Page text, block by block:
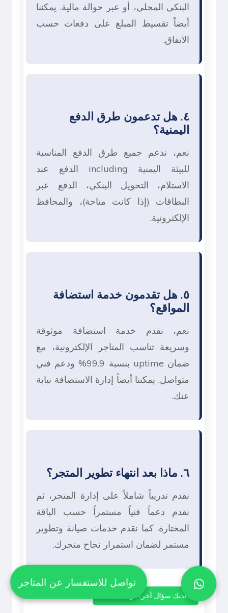
البنكي المحلي، أو عبر حوالة مالية. يمكننا
أيضاً تقسيط المبلغ على دفعات حسب
الاتفاق.
٤. هل تدعمون طرق الدفع
اليمنية؟
نعم، ندعم جميع طرق الدفع المناسبة
للبيئة اليمنية including الدفع عند
الاستلام، التحويل البنكي، الدفع عبر
البطاقات (إذا كانت متاحة)، والمحافظ
الإلكترونية.
٥. هل تقدمون خدمة استضافة
المواقع؟
نعم، نقدم خدمة استضافة موثوقة
وسريعة تناسب المتاجر الإلكترونية، مع
ضمان uptime بنسبة 99.9% ودعم فني
متواصل. يمكننا أيضاً إدارة الاستضافة نيابة
عنك.
٦. ماذا بعد انتهاء تطوير المتجر؟
نقدم تدريباً شاملاً على إدارة المتجر، ثم
نقدم دعماً فنياً مستمراً حسب الباقة
المختارة. كما نقدم خدمات صيانة وتطوير
مستمر لضمان استمرار نجاح متجرك.
لديك سؤال آخر؟ تواصل معنا
تواصل للاستفسار عن المتاجر